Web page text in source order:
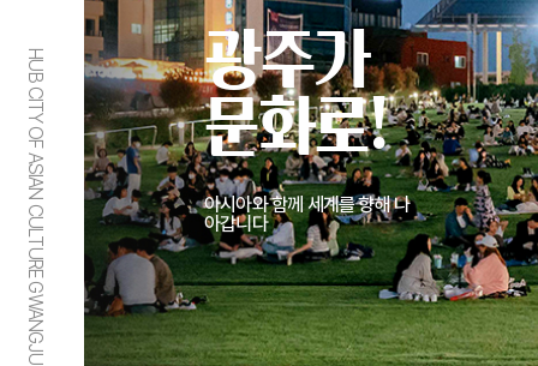
HUB CITY OF ASIAN CULTURE GWANGJU
광주가
문화로!
아시아와 함께 세계를 향해 나
아갑니다